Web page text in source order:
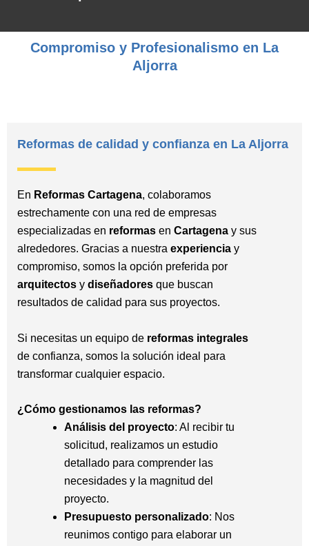
Compromiso y Profesionalismo en La
Aljorra
Reformas de calidad y confianza en La Aljorra
En Reformas Cartagena, colaboramos
estrechamente con una red de empresas
especializadas en reformas en Cartagena y sus
alrededores. Gracias a nuestra experiencia y
compromiso, somos la opción preferida por
arquitectos y diseñadores que buscan
resultados de calidad para sus proyectos.
Si necesitas un equipo de reformas integrales
de confianza, somos la solución ideal para
transformar cualquier espacio.
¿Cómo gestionamos las reformas?
Análisis del proyecto: Al recibir tu
solicitud, realizamos un estudio
detallado para comprender las
necesidades y la magnitud del
proyecto.
Presupuesto personalizado: Nos
reunimos contigo para elaborar un